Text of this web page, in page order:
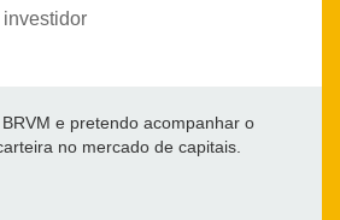
e pretendo acompanhar o
no mercado de capitais.